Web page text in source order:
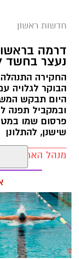
כבוד לראשון
במסגרת טקס
הלאומי שסיימו
הטקס התקיים
שנה או שנתיים
בכירי מד”א,
ראובן פינסקי,
משפחות
במהלך האירוע
שבלטו
הדופן לארגון.
שזכתה להוקרה
הלוגיסטיקה של
חדשות ראשון
דרמה
נעצר בחשד
החקירה
הבוקר לגלויה
היום תבקש
ובמקביל
פרסום שמו
שישנן, להתלונן
מנהל האתר / 13:07 05.08.26
תגים:הטרדה